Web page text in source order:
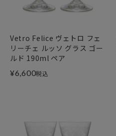
Vetro Felice ヴェトロ フェ
リーチェ ルッソ グラス ゴー
ルド 190ml ペア
¥6,600税込